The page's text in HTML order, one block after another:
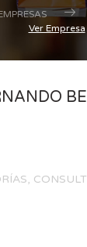
Ver Empresa